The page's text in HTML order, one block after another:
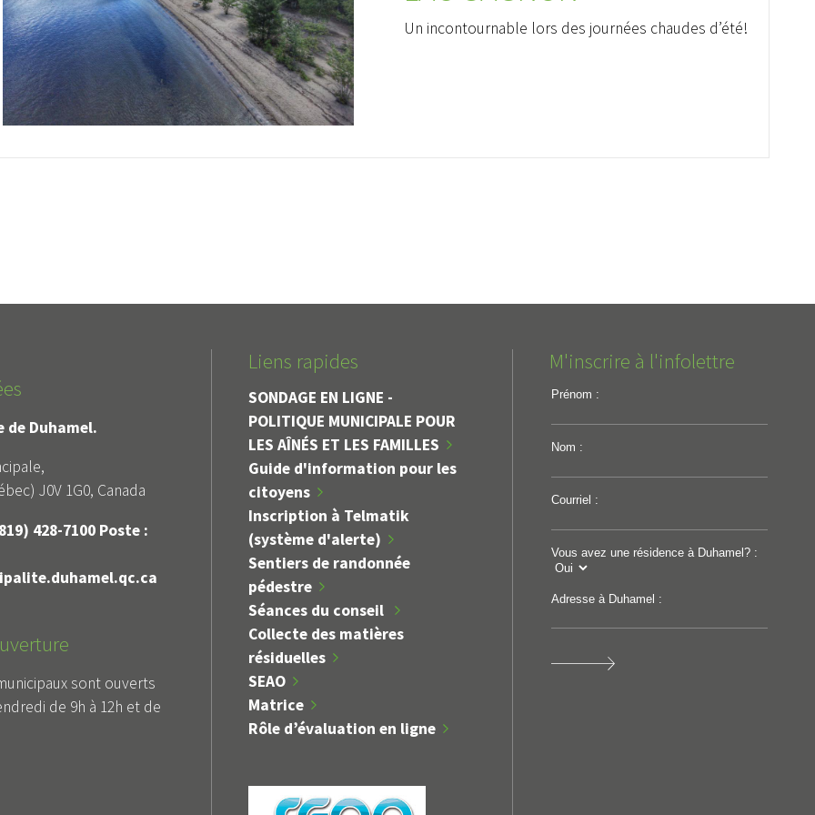
Un incontournable lors des journées chaudes d’été!
de Duhamel.
J0V 1G0, Canada
428-7100 Poste :
sont ouverts
de 9h à 12h et de
Liens rapides
SONDAGE EN LIGNE -
POLITIQUE MUNICIPALE POUR
LES AÎNÉS ET LES FAMILLES
Guide d'information pour les
citoyens
Inscription à Telmatik
(système d'alerte)
Sentiers de randonnée
pédestre
Séances du conseil
Collecte des matières
résiduelles
SEAO
Matrice
Rôle d’évaluation en ligne
M'inscrire à l'infolettre
Prénom :
Nom :
Courriel :
Vous avez une résidence à Duhamel? :
Adresse à Duhamel :